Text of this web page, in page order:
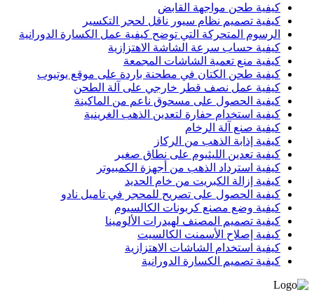
كيفية طحن مواجهة القابض
كيفية تصميم نظام سيور ناقل لحجر التكسير
الرسوم المتحركة التي توضح كيفية عمل الكسارة الدورانية
كيفية حساب سرعة الشاشة الاهتزازية
كيفية منع تعمية الشاشات المجمعة
كيفية طحن الكتان في مطحنة باردة على موقع يوتيوب
كيفية عمل نصف قطر خارجي على آلة الطحن
كيفية الحصول على مسحوق ناعم من الماكينة
كيفية استخدام حفارة لتعدين الذهب الغرينية
كيفية صنع آلة الرخام
كيفية إذابة الذهب من الركاز
كيفية تعدين الليثيوم على نطاق صغير
كيفية استرداد الذهب من أجهزة الكمبيوتر
كيفية إزالة الكبريت من خام الحديد
كيفية الحصول على تصريح للمحجر في تاميل نادو
كيفية وضع مصنع كربونات الكالسيوم
كيفية تصميم المصنف لهيدرات الألومينا
كيفية إصلاح الأسمنت الكالسيت
كيفية استخدام الشاشات الاهتزازية
كيفية تصميم الكسارة الدورانية